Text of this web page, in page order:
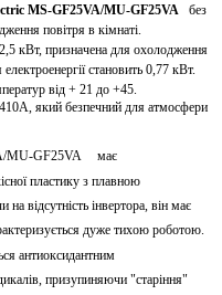
MS-GF25VA/MU-GF25VA
без
повітря в кімнаті.
кВт, призначена для охолодження
становить 0,77 кВт.
від + 21 до +45.
який безпечний для атмосфери
MU-GF25VA має
пластику з плавною
відсутність інвертора, він має
дуже тихою роботою.
антиоксидантним
призупиняючи "старіння"